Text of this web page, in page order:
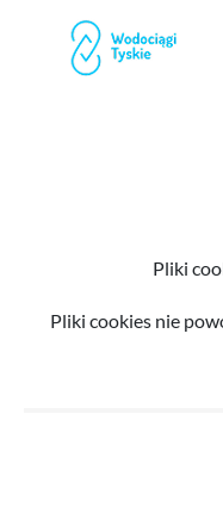
Pliki
Pliki cookies nie